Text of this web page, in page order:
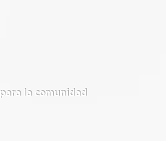
la comunidad